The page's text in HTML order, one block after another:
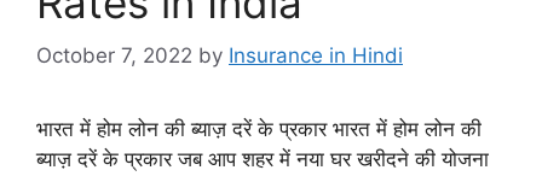
October 7, 2022 by Insurance in Hindi
भारत में होम लोन की ब्याज़ दरें के प्रकार भारत में होम लोन की
ब्याज़ दरें के प्रकार जब आप शहर में नया घर खरीदने की योजना